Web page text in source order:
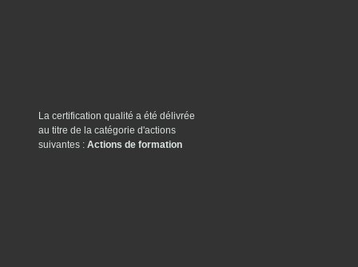
La certification qualité a été délivrée
au titre de la catégorie d'actions
suivantes : Actions de formation